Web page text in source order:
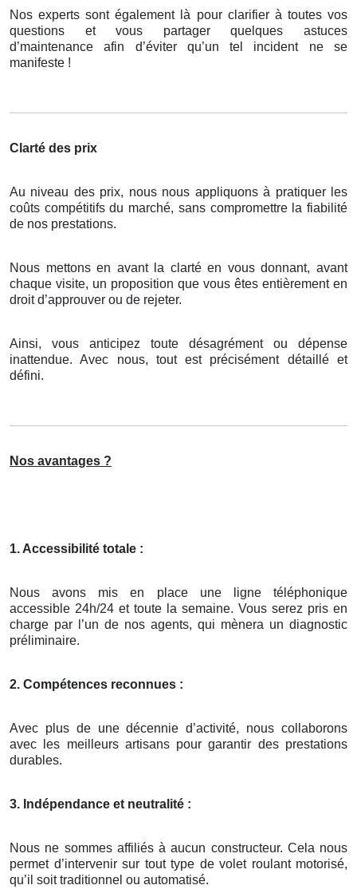
Nos experts sont également là pour clarifier à toutes vos
questions et vous partager quelques astuces
d’maintenance afin d’éviter qu’un tel incident ne se
manifeste !
Clarté des prix
Au niveau des prix, nous nous appliquons à pratiquer les
coûts compétitifs du marché, sans compromettre la fiabilité
de nos prestations.
Nous mettons en avant la clarté en vous donnant, avant
chaque visite, un proposition que vous êtes entièrement en
droit d’approuver ou de rejeter.
Ainsi, vous anticipez toute désagrément ou dépense
inattendue. Avec nous, tout est précisément détaillé et
défini.
Nos avantages ?
1. Accessibilité totale :
Nous avons mis en place une ligne téléphonique
accessible 24h/24 et toute la semaine. Vous serez pris en
charge par l’un de nos agents, qui mènera un diagnostic
préliminaire.
2. Compétences reconnues :
Avec plus de une décennie d’activité, nous collaborons
avec les meilleurs artisans pour garantir des prestations
durables.
3. Indépendance et neutralité :
Nous ne sommes affiliés à aucun constructeur. Cela nous
permet d’intervenir sur tout type de volet roulant motorisé,
qu’il soit traditionnel ou automatisé.